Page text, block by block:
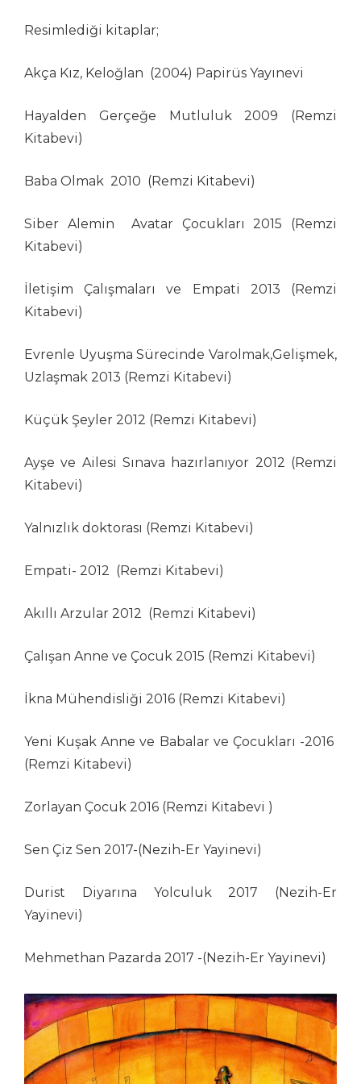
Seyit Saatçi
Sonay Yılmaz
Şadi Dinççağ
Şafak Tortu
Şevket Yalaz
Tonguç Yaşar
Tuncay Akgün
Turgay Karadağ
Turhan Selçuk
Yalçın Çetin
Yalçın Didman
Yener Koç
Zeki Beyner
Zeki Bol
Ziya Ramoğlu
Resimlediği kitaplar;
Akça Kız, Keloğlan (2004) Papirüs Yayınevi
Hayalden Gerçeğe Mutluluk 2009 (Remzi
Kitabevi)
Baba Olmak 2010 (Remzi Kitabevi)
Siber Alemin Avatar Çocukları 2015 (Remzi
Kitabevi)
İletişim Çalışmaları ve Empati 2013 (Remzi
Kitabevi)
Evrenle Uyuşma Sürecinde Varolmak,Gelişmek,
Uzlaşmak 2013 (Remzi Kitabevi)
Küçük Şeyler 2012 (Remzi Kitabevi)
Ayşe ve Ailesi Sınava hazırlanıyor 2012 (Remzi
Kitabevi)
Yalnızlık doktorası (Remzi Kitabevi)
Empati- 2012 (Remzi Kitabevi)
Akıllı Arzular 2012 (Remzi Kitabevi)
Çalışan Anne ve Çocuk 2015 (Remzi Kitabevi)
İkna Mühendisliği 2016 (Remzi Kitabevi)
Yeni Kuşak Anne ve Babalar ve Çocukları -2016
(Remzi Kitabevi)
Zorlayan Çocuk 2016 (Remzi Kitabevi )
Sen Çiz Sen 2017-(Nezih-Er Yayinevi)
Durist Diyarına Yolculuk 2017 (Nezih-Er
Yayinevi)
Mehmethan Pazarda 2017 -(Nezih-Er Yayinevi)